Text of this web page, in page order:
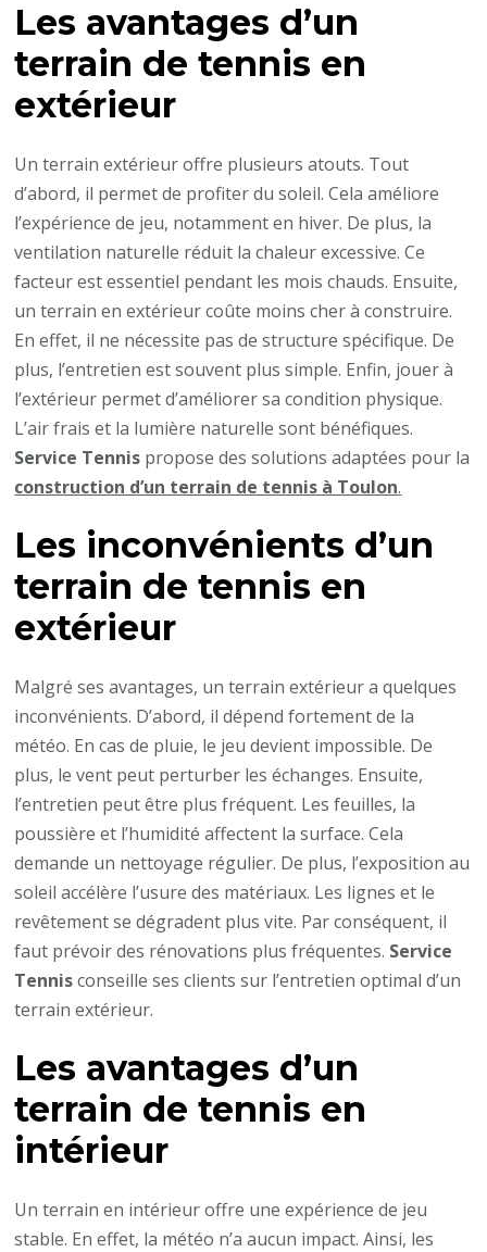
intérieur
à
Toulon
Les avantages d’un
terrain de tennis en
extérieur
Un terrain extérieur offre plusieurs atouts. Tout
d’abord, il permet de profiter du soleil. Cela améliore
l’expérience de jeu, notamment en hiver. De plus, la
ventilation naturelle réduit la chaleur excessive. Ce
facteur est essentiel pendant les mois chauds. Ensuite,
un terrain en extérieur coûte moins cher à construire.
En effet, il ne nécessite pas de structure spécifique. De
plus, l’entretien est souvent plus simple. Enfin, jouer à
l’extérieur permet d’améliorer sa condition physique.
L’air frais et la lumière naturelle sont bénéfiques.
Service Tennis propose des solutions adaptées pour la
construction d’un terrain de tennis à Toulon.
Les inconvénients d’un
terrain de tennis en
extérieur
Malgré ses avantages, un terrain extérieur a quelques
inconvénients. D’abord, il dépend fortement de la
météo. En cas de pluie, le jeu devient impossible. De
plus, le vent peut perturber les échanges. Ensuite,
l’entretien peut être plus fréquent. Les feuilles, la
poussière et l’humidité affectent la surface. Cela
demande un nettoyage régulier. De plus, l’exposition au
soleil accélère l’usure des matériaux. Les lignes et le
revêtement se dégradent plus vite. Par conséquent, il
faut prévoir des rénovations plus fréquentes. Service
Tennisconseille ses clients sur l’entretien optimal d’un
terrain extérieur.
Les avantages d’un
terrain de tennis en
intérieur
Un terrain en intérieur offre une expérience de jeu
stable. En effet, la météo n’a aucun impact. Ainsi, les